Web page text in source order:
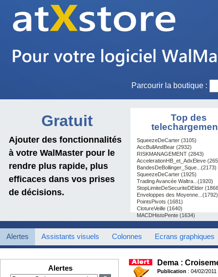
Parcourir la boutique :
Gratuit
Ajouter des fonctionnalités
à votre WalMaster pour le
rendre plus rapide, plus
efficaces dans vos prises
de décisions.
Top des
SqueezeDeCarter (3105)
AccBullAndBear (2932)
RISKMANAGEMENT (2843)
AccelerationHB_et_AdxEleve
BandesDeBollinger_Sque...(2173)
SqueezeDeCarter (1925)
Trading Avancée Waltra...(1920)
StopLimiteDeSecuriteDElder
Enveloppes des Moyenne...(1792)
PointsPivots (1681)
ClotureVeille (1640)
MACDHistoPente (1634)
Alertes Assistants visuels Colonnes Ecrans graphiques
Alertes
Dema :
Publication : 04/02/